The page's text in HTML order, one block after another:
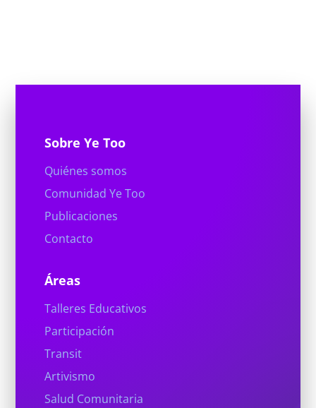
Sobre Ye Too
Quiénes somos
Comunidad Ye Too
Publicaciones
Contacto
Áreas
Talleres Educativos
Participación
Transit
Artivismo
Salud Comunitaria